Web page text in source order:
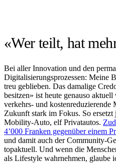
«Wer teilt, hat
Bei aller Innovation und den
Digitalisierungsprozessen: Meine
treu geblieben. Das damalige
besitzen» ist heute genauso
verkehrs- und kostenreduzierende
Zukunft stark im Fokus. So
Mobility-Auto, elf Privatautos.
4ʼ000 Franken gegenüber einem
und damit auch der Community-
topaktuell. Und wenn die
als Lifestyle wahrnehmen, glaube